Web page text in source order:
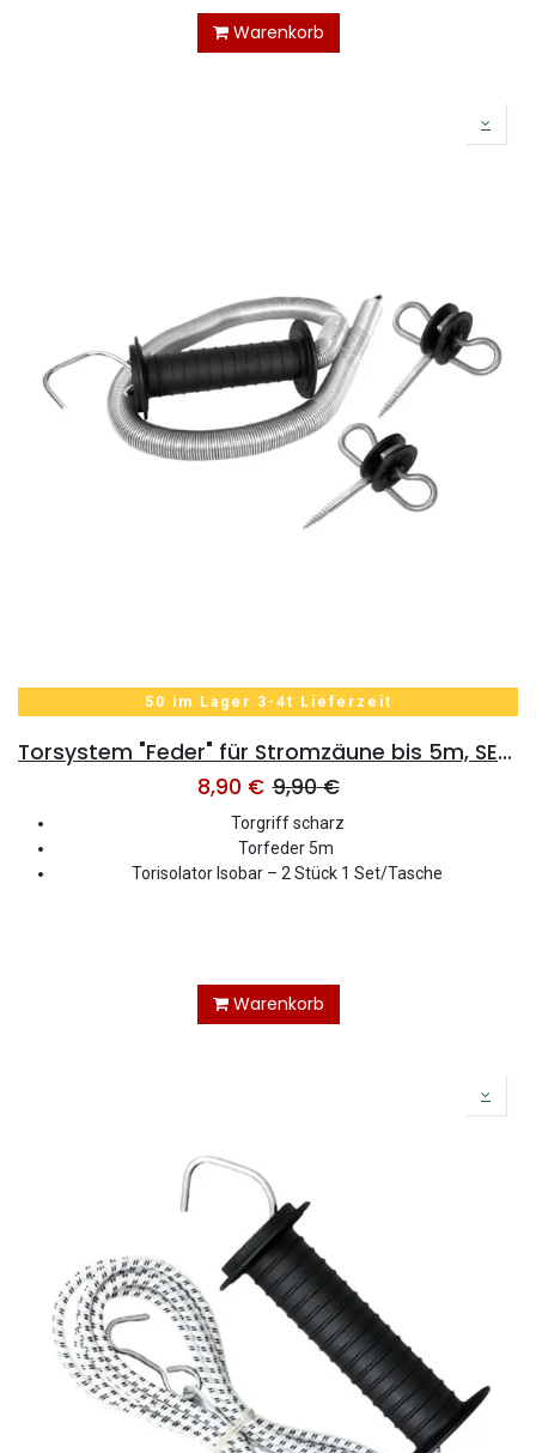
Warenkorb
50 im Lager 3-4t Lieferzeit
Torsystem "Feder" für Stromzäune bis 5m, SET Griff inkl. 2x Isolator
8,90 € 9,90€
Torgriff scharz
Torfeder 5m
Torisolator Isobar – 2 Stück 1 Set/Tasche
Warenkorb